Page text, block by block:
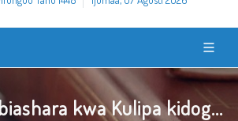
kwa Kulipa kidog...